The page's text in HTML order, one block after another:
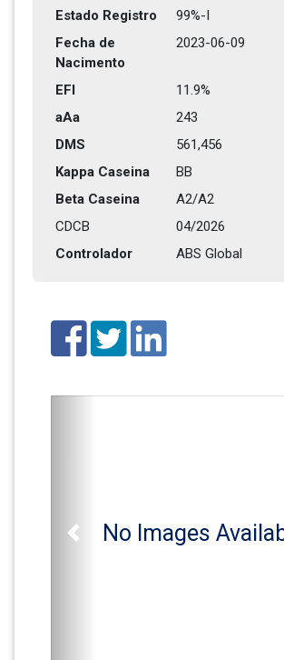
Estado Registro
99%-I
Fecha de
Nacimento
2023-06-09
EFI
11.9%
aAa
243
DMS
561,456
Kappa Caseina
BB
Beta Caseina
A2/A2
CDCB
04/2026
Controlador
ABS Global
No Images
Previous